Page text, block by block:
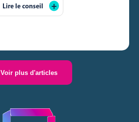
Lire le conseil
Voir plus d'articles